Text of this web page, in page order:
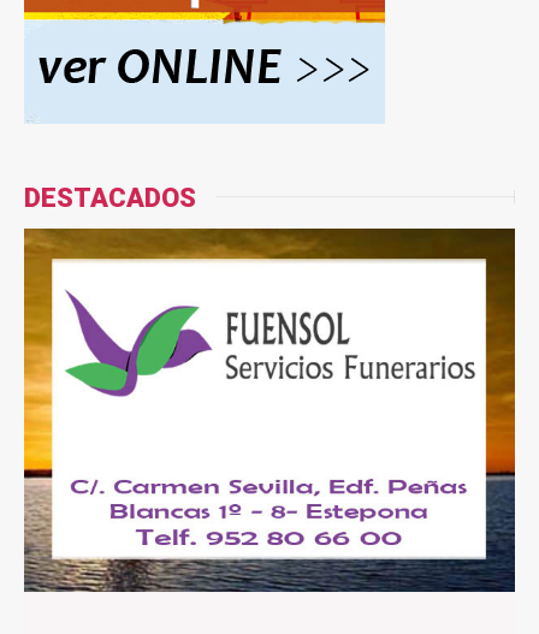
DESTACADOS